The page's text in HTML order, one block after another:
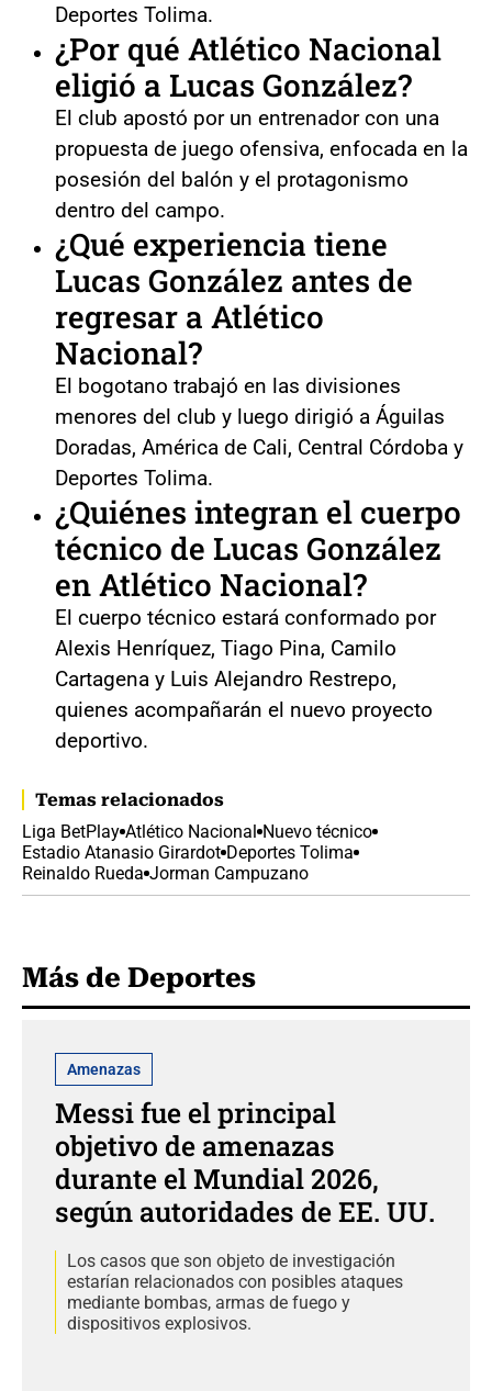
Deportes Tolima.
¿Por qué Atlético Nacional
eligió a Lucas González?
El club apostó por un entrenador con una
propuesta de juego ofensiva, enfocada en la
posesión del balón y el protagonismo
dentro del campo.
¿Qué experiencia tiene
Lucas González antes de
regresar a Atlético
Nacional?
El bogotano trabajó en las divisiones
menores del club y luego dirigió a Águilas
Doradas, América de Cali, Central Córdoba y
Deportes Tolima.
¿Quiénes integran el cuerpo
técnico de Lucas González
en Atlético Nacional?
El cuerpo técnico estará conformado por
Alexis Henríquez, Tiago Pina, Camilo
Cartagena y Luis Alejandro Restrepo,
quienes acompañarán el nuevo proyecto
deportivo.
Temas relacionados
Liga BetPlay Atlético Nacional Nuevo técnico
Estadio Atanasio Girardot Deportes Tolima
Reinaldo Rueda Jorman Campuzano
Más de Deportes
Amenazas
Messi fue el principal
objetivo de amenazas
durante el Mundial 2026,
según autoridades de EE. UU.
Los casos que son objeto de investigación
estarían relacionados con posibles ataques
mediante bombas, armas de fuego y
dispositivos explosivos.